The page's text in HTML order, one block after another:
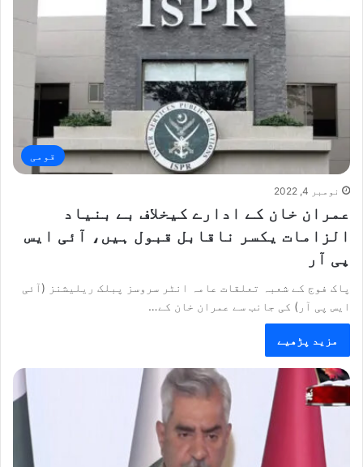
قومی
نومبر 4, 2022
عمران خان کے ادارے کیخلاف بے بنیاد
الزامات یکسر ناقابل قبول ہیں، آئی ایس
پی آر
پاک فوج کے شعبہ تعلقات عامہ انٹر سروسز پبلک ریلیشنز (آئی
ایس پی آر) کی جانب سے عمران خان کے…
مزید پڑھیے